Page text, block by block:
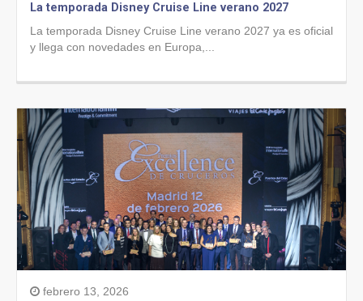
La temporada Disney Cruise Line verano 2027
La temporada Disney Cruise Line verano 2027 ya es oficial
y llega con novedades en Europa,...
febrero 13, 2026